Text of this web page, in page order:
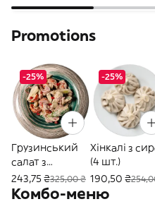
Promotions
-25%
Грузинський
салат з
горіховою
пастою (350 г)
243,75 ₴325,00 ₴
-25%
Хінкалі з
(4 шт.)
190,50 ₴
Комбо-меню